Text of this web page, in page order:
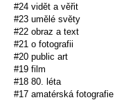
#24 vidět a věřit
#23 umělé světy
#22 obraz a text
#21 o fotografii
#20 public art
#19 film
#18 80. léta
#17 amatérská fotografie